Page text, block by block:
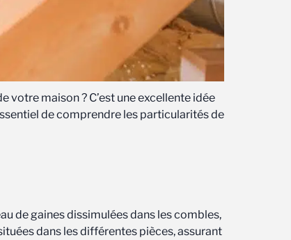
votre maison ? C’est une excellente idée
de comprendre les particularités de
de gaines dissimulées dans les combles,
dans les différentes pièces, assurant